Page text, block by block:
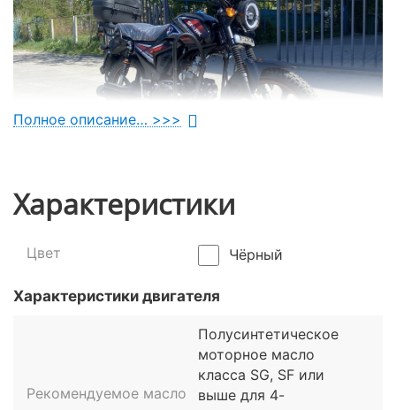
конструктивные особенности
Эффектныйдорожный мотоцикл
дизайну. Его стильный окрас гармонично
сочетается с элементами конструкции, создавая
образ современного городского байка. Особую
роль в формировании внешнего облика играет
Полное описание… >>>
Характеристики
Цвет Чёрный
Характеристики двигателя
Рекомендуемое масло
Полусинтетическое
моторное масло
класса SG, SF или
выше для 4-